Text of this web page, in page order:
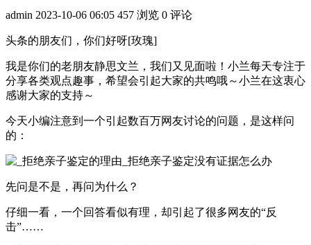
admin 2023-10-06 06:05 457 浏览 0 评论
头条的朋友们，你们好呀[玫瑰]
我是你们的老朋友静思文兰，我们又见面啦！小兰每天专注于
分享各类观点趣事，希望会引起大家的共鸣哦～小兰在这衷心
感谢大家的支持～
今天小编注意到一个引起数百万网友讨论的问题，是这样问
的：
先问是不是，再问为什么？
仔细一看，一个回答看似有理，却引起了很多网友的“反
击”……